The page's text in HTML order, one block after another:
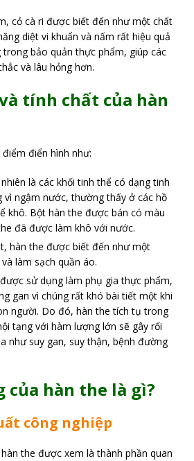
cỏ cà ri được biết đến như một chất
diệt vi khuẩn và nấm rất hiệu quả
bảo quản thực phẩm, giúp các
và lâu hỏng hơn.
tính chất của hàn
điển hình như:
là các khối tinh thể có dạng tinh
ngậm nước, thường thấy ở các hồ
khô. Bột hàn the được bán có màu
đã được làm khô với nước.
hàn the được biết đến như một
làm sạch quần áo.
sử dụng làm phụ gia thực phẩm,
gan vì chúng rất khó bài tiết một khi
người. Do đó, hàn the tích tụ trong
tạng với hàm lượng lớn sẽ gây rối
như suy gan, suy thận, bệnh đường
của hàn the là gì?
công nghiệp
the được xem là thành phần quan